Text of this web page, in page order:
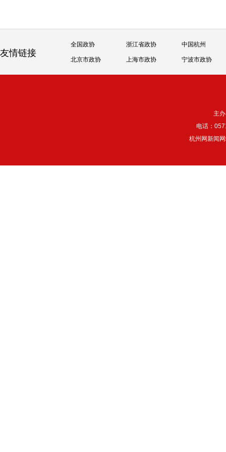
友情链接
全国政协 浙江省政协 中国杭州
北京市政协 上海市政协 宁波市政协
主
电话：
杭州网新闻